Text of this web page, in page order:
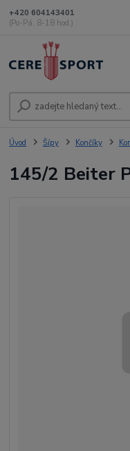
+420 604143401
(Po-Pá, 8-18 hod.)
Úvod Šípy Končíky
145/2 Beiter